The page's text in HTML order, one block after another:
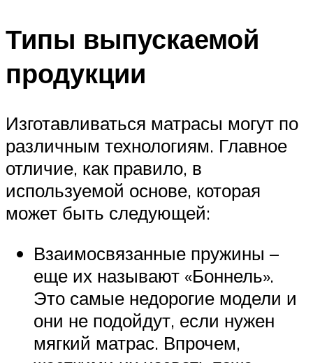
Типы выпускаемой
продукции
Изготавливаться матрасы могут по
различным технологиям. Главное
отличие, как правило, в
используемой основе, которая
может быть следующей:
Взаимосвязанные пружины –
еще их называют «Боннель».
Это самые недорогие модели и
они не подойдут, если нужен
мягкий матрас. Впрочем,